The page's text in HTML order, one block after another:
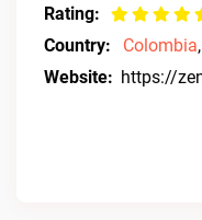
Rating:
Country:
Colombia,
Website: https://